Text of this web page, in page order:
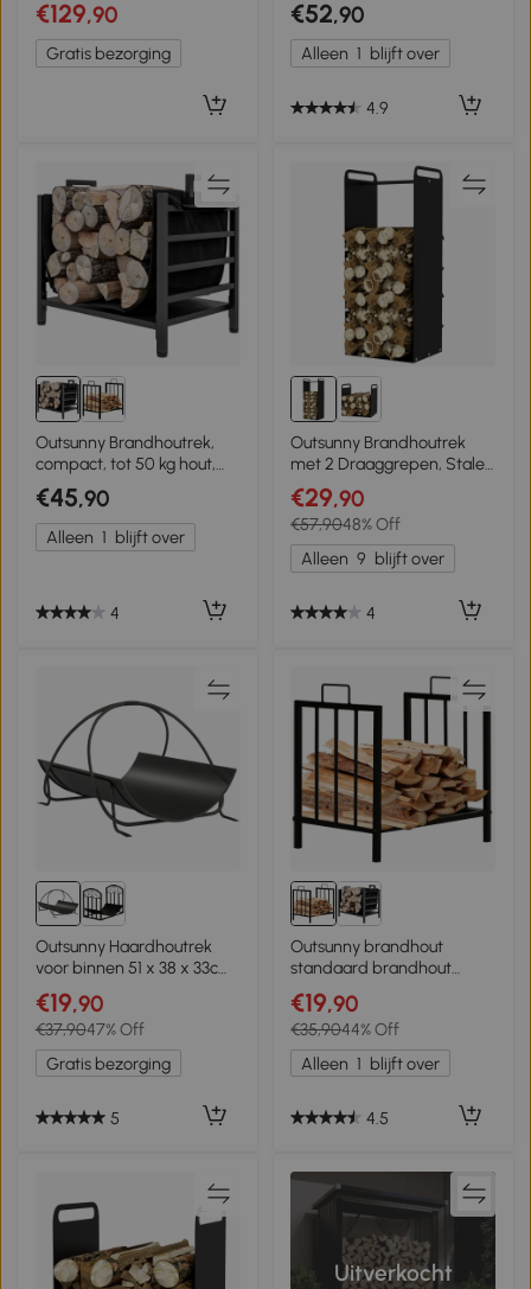
dak, 213 x 66,5 x 150 cm,
Groen
€129,90
Gratis bezorging
draagvermogen houtrek
openhaardtangen metaal
zwart 60,5 x 36 x 46,5 cm
€52,90
Alleen 1 blijft over
4.9
Outsunny Brandhoutrek,
compact, tot 50 kg hout,
afneembare draagtas,
49x34x44 cm, Zwart
€45,90
Alleen 1 blijft over
4
Outsunny Brandhoutrek
met 2 Draaggrepen, Stalen
Frame, tot 30kg,
36x30x90cm, Zwart
€29,90
€57,9048% Off
Alleen 9 blijft over
4
Outsunny Haardhoutrek
voor binnen 51 x 38 x 33cm
geometrisch houtopslagrek
met handvat van metaal,
Zwart
€19,90
€37,9047% Off
Gratis bezorging
5
Outsunny brandhout
standaard brandhout
plank met twee
handvatten open haard
gereedschap 50 kg
belastbaar brandhout
plank brandhout
42 x 32,5 x 46 cm
€19,90
€35,9044% Off
Alleen 1 blijft over
4.5
Uitverkocht